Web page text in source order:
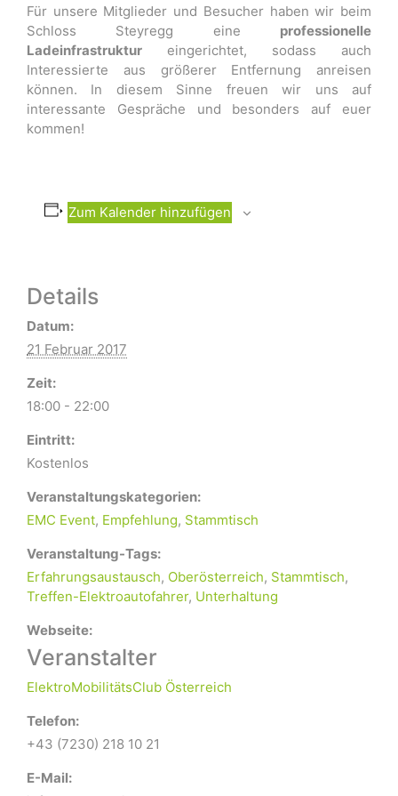
Für unsere Mitglieder und Besucher haben wir beim
Schloss Steyregg eine professionelle
Ladeinfrastruktur eingerichtet, sodass auch
Interessierte aus größerer Entfernung anreisen
können. In diesem Sinne freuen wir uns auf
interessante Gespräche und besonders auf euer
kommen!
Zum Kalender hinzufügen
Details
Datum:
21 Februar 2017
Zeit:
18:00 - 22:00
Eintritt:
Kostenlos
Veranstaltungskategorien:
EMC Event, Empfehlung, Stammtisch
Veranstaltung-Tags:
Erfahrungsaustausch, Oberösterreich, Stammtisch,
Treffen-Elektroautofahrer, Unterhaltung
Webseite:
Veranstalter
ElektroMobilitätsClub Österreich
Telefon:
+43 (7230) 218 10 21
E-Mail: